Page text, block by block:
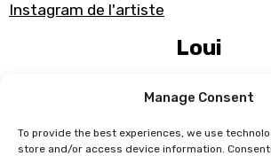
Manage Consent
To provide the best experiences, we use
store and/or access device information.
Instagram de l'artiste
Loui
Originaire du Ghana, Loui se lance
contes et légendes de son enfance